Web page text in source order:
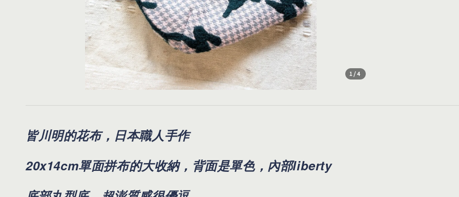
1/4
皆川明的花布，日本職人手作
20x14cm單面拼布的大收納，背面是單色，內部liberty